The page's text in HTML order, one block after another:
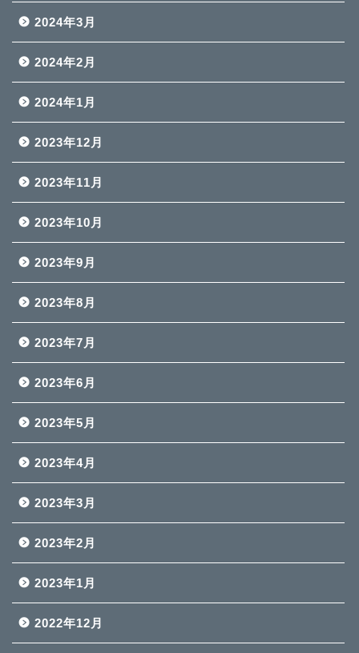
2024年3月
2024年2月
2024年1月
2023年12月
2023年11月
2023年10月
2023年9月
2023年8月
2023年7月
2023年6月
2023年5月
2023年4月
2023年3月
2023年2月
2023年1月
2022年12月